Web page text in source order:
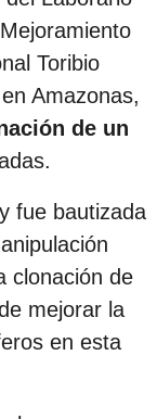
Toribio
Amazonas,
de un
fue bautizada
clonación de
mejorar la
en esta